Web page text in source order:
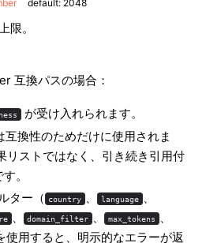
default: 2048
限。
互換パスの場合：
が受け入れられます。
互換性のためだけに使用されま
リストではなく、引き続き引用付
。
ター（ country 、 language 、
、 domain_filter 、 max_tokens 、
使用すると、明示的なエラーが返